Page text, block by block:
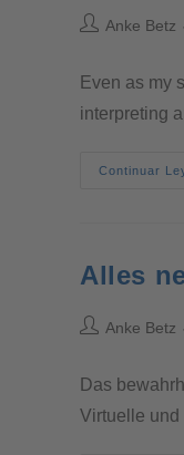
Anke Betz
Even as my
interpreting
Continuar
Alles
Anke Betz
Das
Virtuelle